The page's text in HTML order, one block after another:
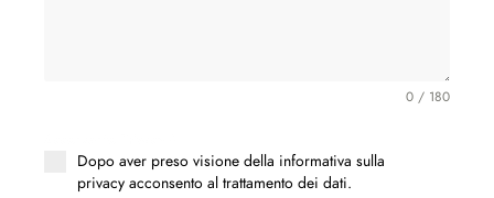
0 / 180
Dopo aver preso visione della informativa sulla
privacy acconsento al trattamento dei dati.